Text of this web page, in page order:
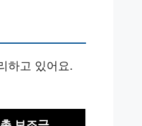
하고 있어요.